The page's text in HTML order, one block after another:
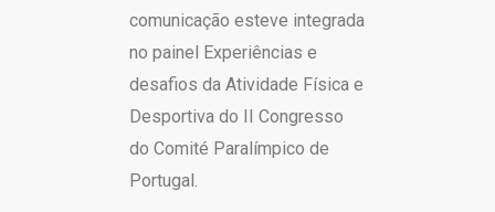
comunicação esteve integrada
no painel Experiências e
desafios da Atividade Física e
Desportiva do II Congresso
do Comité Paralímpico de
Portugal.